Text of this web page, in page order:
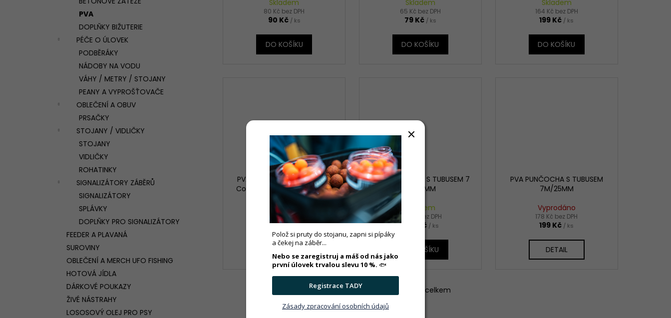
PVA
DOPLŇKY BIŽUTERIE
PÉČE O ÚLOVEK
PODBĚRÁKY
NÁDOBY NA VODU
VÁHY / METRY / STOJANY
PEANY A VYPROŠŤOVAČE
OBLEČENÍ A OBUV
PRSAČKY
STOJANY / VIDLIČKY
STOJANY
VIDLIČKY
ROHATINKY
SIGNALIZÁTORY ZÁBĚRŮ
SIGNALIZÁTORY
SPLÁVKY
DOPLŇKY PRO SIGNALIZÁTORY
FEEDER A PLAVANÁ
SUROVINY
OBLEČENÍ A MERCH UFO FISHING
HOTOVÁ JÍDLA
DÁRKOVÉ POUKAZY
ŽIVÉ NÁSTRAHY
LOSOSOVÝ OLEJ PRO PSY
Skladem
80 Kč bez DPH
90 Kč / ks
DO KOŠÍKU
Skladem
65 Kč bez DPH
79 Kč / ks
DO KOŠÍKU
Skladem
164 Kč bez DPH
199 Kč / ks
DO KOŠÍKU
PVA punčocha + pěchovač
Compact systém fast melt
35mm/8m
Skladem
164 Kč bez DPH
199 Kč/ ks
DO KOŠÍKU
PVA PUNČOCHA S TUBUSEM 7
M/35 MM
Skladem
222 Kč bez DPH
249 Kč / ks
DO KOŠÍKU
PVA PUNČOCHA S TUBUSEM
7M/25MM
Vyprodáno
178 Kč bez DPH
199 Kč / ks
DETAIL
O
položek celkem
Polož si pruty do stojanu, zapni si pípáky
a čekej na záběr...
Nebo se zaregistruj a máš od nás jako
první úlovek trvalou slevu 10 %. 🐟
Registrace TADY
Zásady zpracování osobních údajů